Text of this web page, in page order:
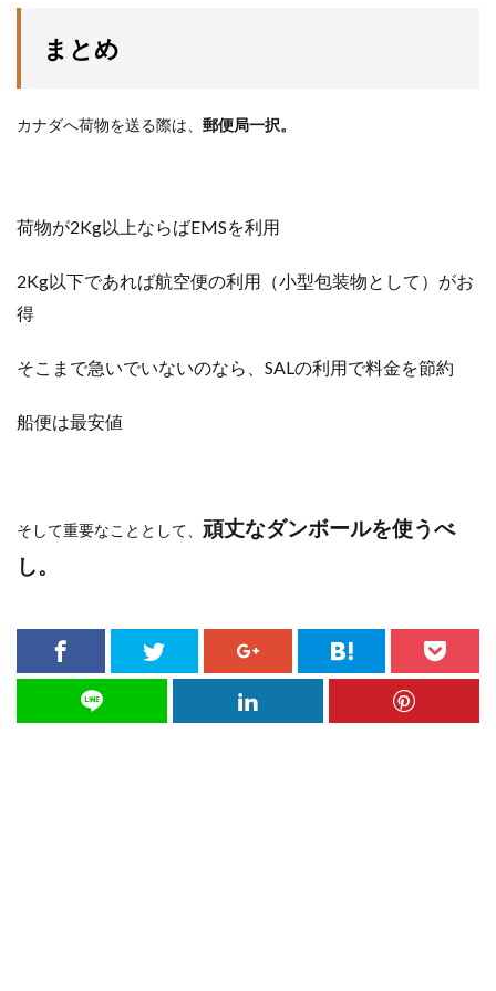
まとめ
カナダへ荷物を送る際は、 郵便局一択。
荷物が2Kg以上ならばEMSを利用
2Kg以下であれば航空便の利用（小型包装物として）がお
得
そこまで急いでいないのなら、SALの利用で料金を節約
船便は最安値
そして重要なこととして、 頑丈なダンボールを使うべ
し。